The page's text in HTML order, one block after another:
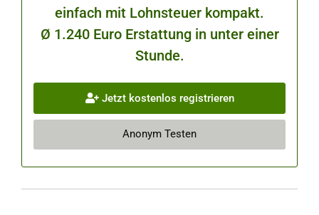
einfach mit Lohnsteuer kompakt.
Ø 1.240 Euro Erstattung in unter einer
Stunde.
Jetzt kostenlos registrieren
Anonym Testen